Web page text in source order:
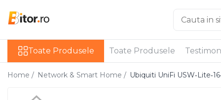
Laptop , PC, Tablete
Laptop-uri
Laptop-uri Gaming
Laptop-uri Workstation
Toate Produsele Toate Produsele
Home / Network & Smart Home / Ubiquiti UniFi